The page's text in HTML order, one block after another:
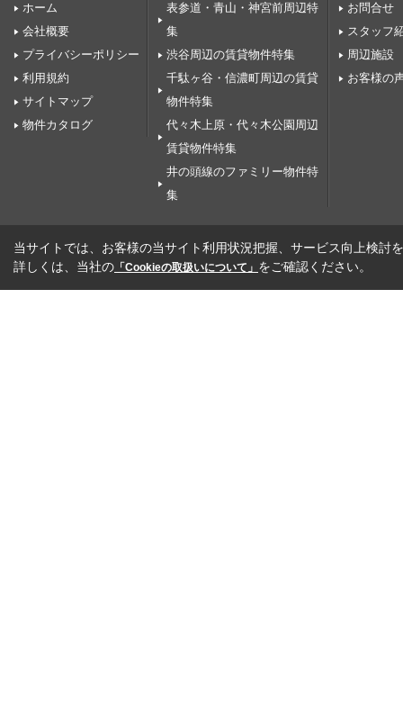
ホーム
会社概要
プライバシーポリシー
利用規約
サイトマップ
物件カタログ
表参道・青山・神宮前周辺特
集
渋谷周辺の賃貸物件特集
千駄ヶ谷・信濃町周辺の賃貸
物件特集
代々木上原・代々木公園周辺
賃貸物件特集
井の頭線のファミリー物件特
集
お問合せ
スタッフ
周辺施設
お客様の
当サイトでは、お客様の当サイト利用状況把握、サービス向上検討
詳しくは、当社の 「Cookieの取扱いについて」 をご確認ください。